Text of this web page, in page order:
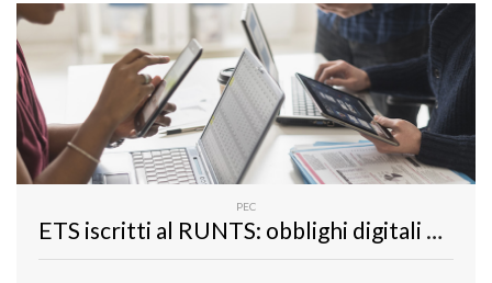
PEC
ETS iscritti al RUNTS: obblighi digitali 2025 con PEC e firma digitale indispensabili